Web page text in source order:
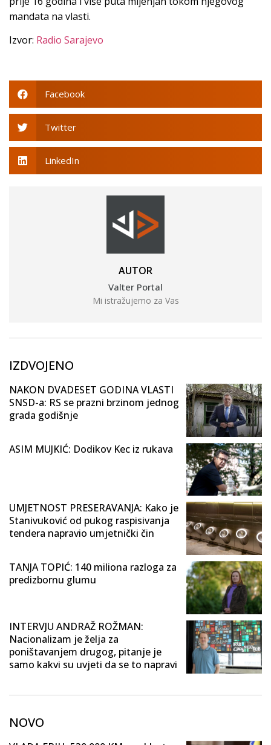
mandata na vlasti.
Izvor: Radio Sarajevo
Facebook
Twitter
LinkedIn
AUTOR
Valter Portal
Mi istražujemo za Vas
IZDVOJENO
NAKON DVADESET GODINA VLASTI
SNSD-a: RS se prazni brzinom jednog
grada godišnje
ASIM MUJKIĆ: Dodikov Kec iz rukava
UMJETNOST PRESERAVANJA: Kako je
Stanivuković od pukog raspisivanja
tendera napravio umjetnički čin
TANJA TOPIĆ: 140 miliona razloga za
predizbornu glumu
INTERVJU ANDRAŽ ROŽMAN:
Nacionalizam je želja za
poništavanjem drugog, pitanje je
samo kakvi su uvjeti da se to napravi
NOVO